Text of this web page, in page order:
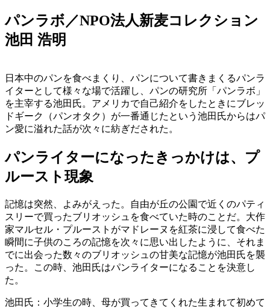
パンラボ／NPO法人新麦コレクション
池田 浩明
日本中のパンを食べまくり、パンについて書きまくるパンラ
イターとして様々な場で活躍し、パンの研究所「パンラボ」
を主宰する池田氏。アメリカで自己紹介をしたときにブレッ
ドギーク（パンオタク）が一番通じたという池田氏からはパ
ン愛に溢れた話が次々に紡ぎだされた。
パンライターになったきっかけは、プ
ルースト現象
記憶は突然、よみがえった。自由が丘の公園で近くのパティ
スリーで買ったブリオッシュを食べていた時のことだ。大作
家マルセル・プルーストがマドレーヌを紅茶に浸して食べた
瞬間に子供のころの記憶を次々に思い出したように、それま
でに出会った数々のブリオッシュの甘美な記憶が池田氏を襲
った。この時、池田氏はパンライターになることを決意し
た。
池田氏：小学生の時、母が買ってきてくれた生まれて初めて